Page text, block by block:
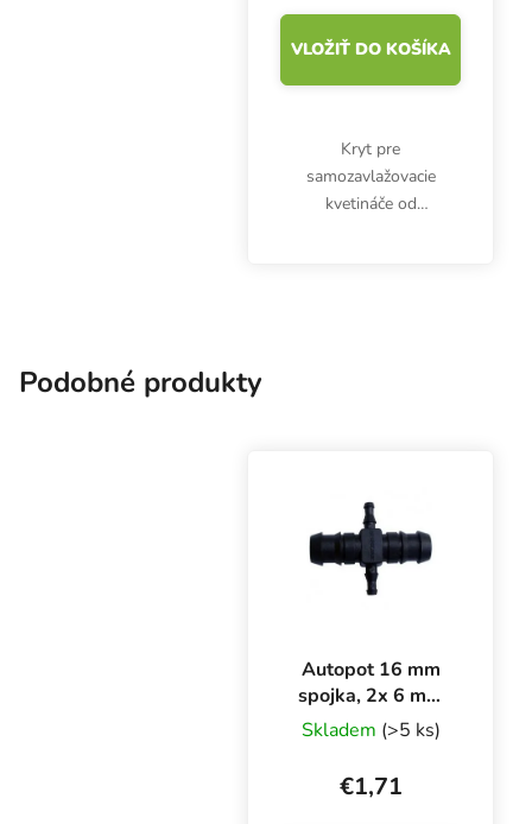
VLOŽIŤ DO KOŠÍKA
Kryt pre
samozavlažovacie
kvetináče od
Podobné produkty
Autopot 16 mm
spojka, 2x 6 mm
kohútik
Skladem (>5 ks)
€1,71